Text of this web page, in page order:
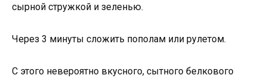
сырной стружкой и зеленью.
Через 3 минуты сложить пополам или рулетом.
С этого невероятно вкусного, сытного белкового